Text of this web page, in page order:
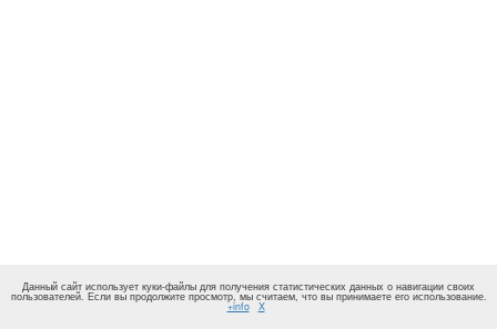
Данный сайт использует куки-файлы для получения статистических данных о навигации своих
пользователей. Если вы продолжите просмотр, мы считаем, что вы принимаете его использование.
+info X